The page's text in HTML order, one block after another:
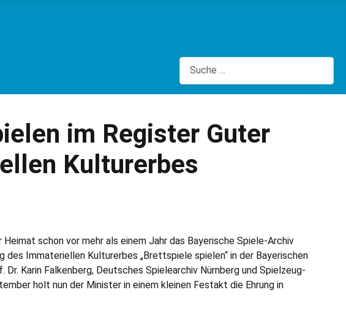
Suchen
im Register Guter
Kulturerbes
schon vor mehr als einem Jahr das Bayerische Spiele-Archiv
des Immateriellen Kulturerbes „Brettspiele spielen“ in der Bayerischen
Karin Falkenberg, Deutsches Spielearchiv Nürnberg und Spielzeug­
holt nun der Minister in einem kleinen Festakt die Ehrung in